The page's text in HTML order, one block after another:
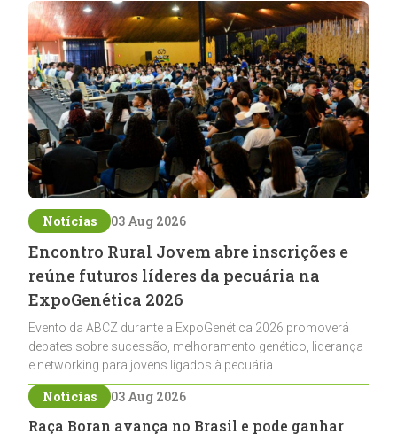
Notícias 03 Aug 2026
Encontro Rural Jovem abre inscrições e
reúne futuros líderes da pecuária na
ExpoGenética 2026
Evento da ABCZ durante a ExpoGenética 2026 promoverá
debates sobre sucessão, melhoramento genético, liderança
e networking para jovens ligados à pecuária
Notícias 03 Aug 2026
Raça Boran avança no Brasil e pode ganhar